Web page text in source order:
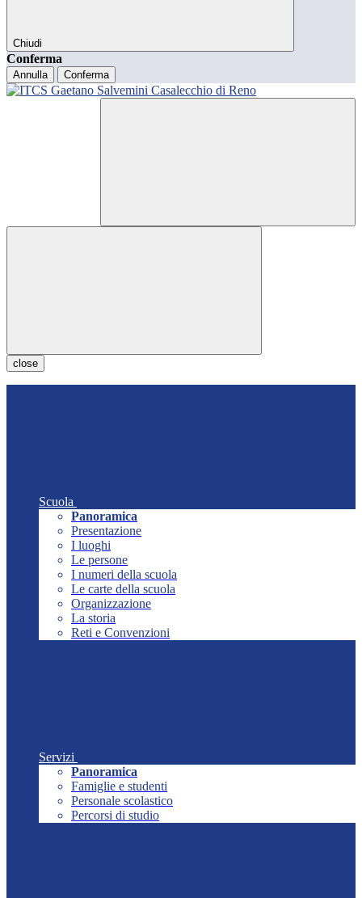
Chiudi
Conferma
Annulla Conferma
close
Scuola
Panoramica
Presentazione
I luoghi
Le persone
I numeri della scuola
Le carte della scuola
Organizzazione
La storia
Reti e Convenzioni
Servizi
Panoramica
Famiglie e studenti
Personale scolastico
Percorsi di studio